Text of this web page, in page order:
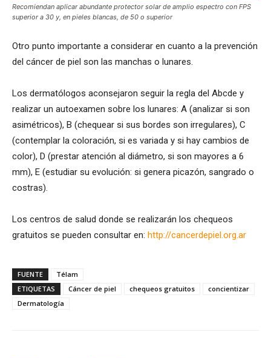
Recomiendan aplicar abundante protector solar de amplio espectro con FPS
superior a 30 y, en pieles blancas, de 50 o superior
Otro punto importante a considerar en cuanto a la prevención
del cáncer de piel son las manchas o lunares.
Los dermatólogos aconsejaron seguir la regla del Abcde y
realizar un autoexamen sobre los lunares: A (analizar si son
asimétricos), B (chequear si sus bordes son irregulares), C
(contemplar la coloración, si es variada y si hay cambios de
color), D (prestar atención al diámetro, si son mayores a 6
mm), E (estudiar su evolución: si genera picazón, sangrado o
costras).
Los centros de salud donde se realizarán los chequeos
gratuitos se pueden consultar en: http://cancerdepiel.org.ar
FUENTE
Télam
ETIQUETAS
Cáncer de piel chequeos gratuitos
concientizar
Dermatología